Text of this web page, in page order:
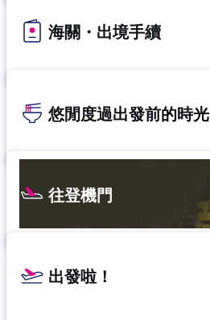
海關・出境手續
悠閒度過出發前的時光
往登機門
出發啦！